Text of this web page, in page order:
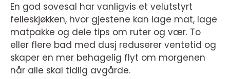
En god sovesal har vanligvis et velutstyrt
felleskjøkken, hvor gjestene kan lage mat, lage
matpakke og dele tips om ruter og vær. To
eller flere bad med dusj reduserer ventetid og
skaper en mer behagelig flyt om morgenen
når alle skal tidlig avgårde.